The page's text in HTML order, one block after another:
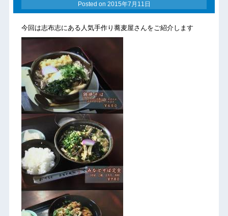
Posted on 2015年7月11日
今回は志布志にある人気手作り蕎麦屋さんをご紹介します